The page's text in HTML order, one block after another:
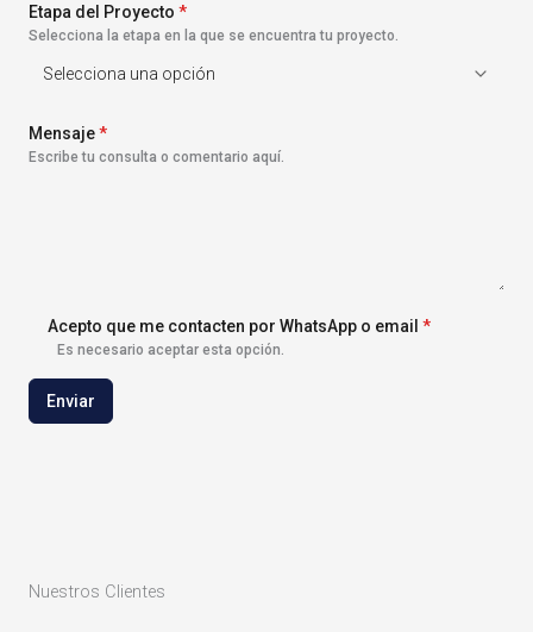
Etapa del Proyecto *
Selecciona la etapa en la que se encuentra tu proyecto.
Mensaje*
Escribe tu consulta o comentario aquí.
Acepto que me contacten por WhatsApp o email *
Es necesario aceptar esta opción.
Enviar
Nuestros Clientes